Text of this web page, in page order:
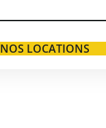
NOS LOCATIONS